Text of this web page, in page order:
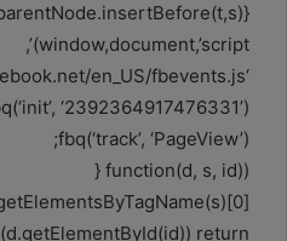
(window,document,’script’,
‘https://connect.facebook.net/en_US/fbevents.js’);
‘2392364917476331’);
fbq(‘track’, ‘PageView’);
(function(d, s, id) {
return;